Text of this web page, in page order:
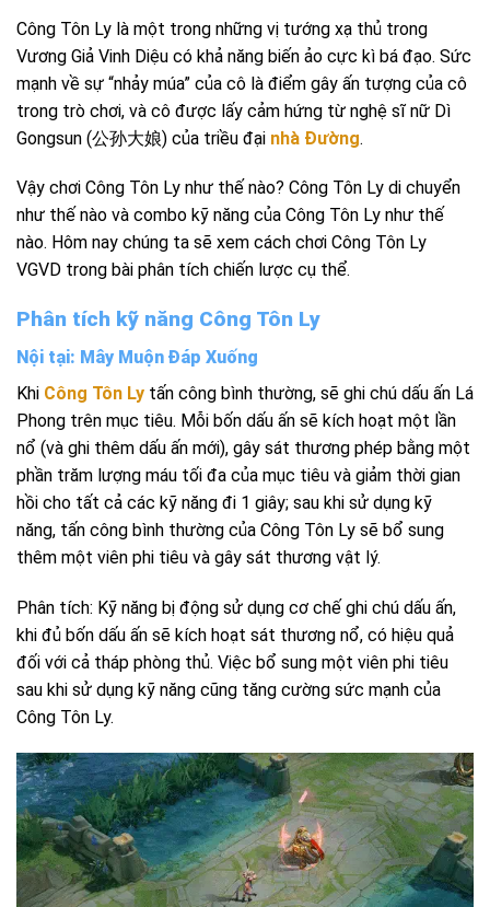
Công Tôn Ly là một trong những vị tướng xạ thủ trong
Vương Giả Vinh Diệu có khả năng biến ảo cực kì bá đạo. Sức
mạnh về sự “nhảy múa” của cô là điểm gây ấn tượng của cô
trong trò chơi, và cô được lấy cảm hứng từ nghệ sĩ nữ Dì
Gongsun (公孙大娘) của triều đại nhà Đường.
Vậy chơi Công Tôn Ly như thế nào? Công Tôn Ly di chuyển
như thế nào và combo kỹ năng của Công Tôn Ly như thế
nào. Hôm nay chúng ta sẽ xem cách chơi Công Tôn Ly
VGVD trong bài phân tích chiến lược cụ thể.
Phân tích kỹ năng Công Tôn Ly
Nội tại: Mây Muộn Đáp Xuống
Khi Công Tôn Ly tấn công bình thường, sẽ ghi chú dấu ấn Lá
Phong trên mục tiêu. Mỗi bốn dấu ấn sẽ kích hoạt một lần
nổ (và ghi thêm dấu ấn mới), gây sát thương phép bằng một
phần trăm lượng máu tối đa của mục tiêu và giảm thời gian
hồi cho tất cả các kỹ năng đi 1 giây; sau khi sử dụng kỹ
năng, tấn công bình thường của Công Tôn Ly sẽ bổ sung
thêm một viên phi tiêu và gây sát thương vật lý.
Phân tích: Kỹ năng bị động sử dụng cơ chế ghi chú dấu ấn,
khi đủ bốn dấu ấn sẽ kích hoạt sát thương nổ, có hiệu quả
đối với cả tháp phòng thủ. Việc bổ sung một viên phi tiêu
sau khi sử dụng kỹ năng cũng tăng cường sức mạnh của
Công Tôn Ly.